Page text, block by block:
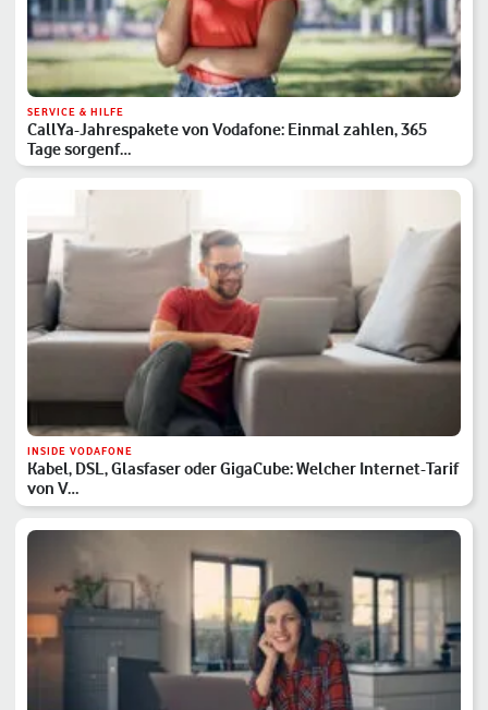
SERVICE & HILFE
CallYa-Jahrespakete von Vodafone: Einmal zahlen, 365
Tage sorgenf…
INSIDE VODAFONE
Kabel, DSL, Glasfaser oder GigaCube: Welcher Internet-Tarif
von V…